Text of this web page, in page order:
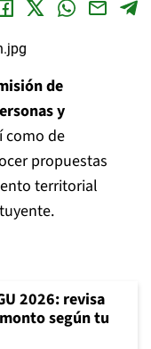
de
y
como de
propuestas
territorial
2026: revisa
según tu